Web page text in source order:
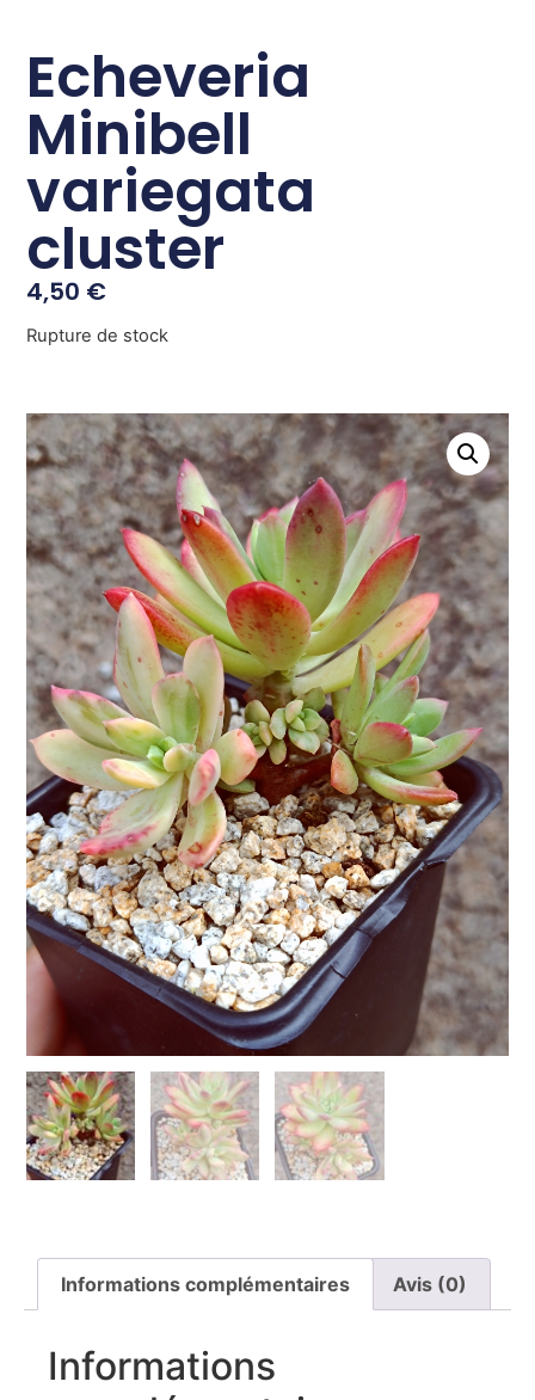
Echeveria
Minibell
variegata
cluster
4,50 €
Rupture de stock
Informations complémentaires Avis (0)
Informations